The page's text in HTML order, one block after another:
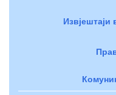
Извјештаји